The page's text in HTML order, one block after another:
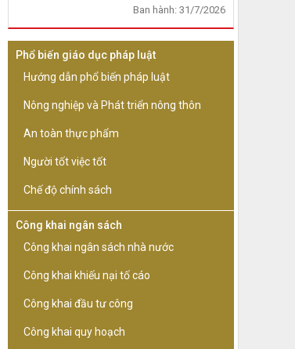
Ban hành: 31/7/2026
Phổ biến giáo dục pháp luật
Hướng dẫn phổ biến pháp luật
Nông nghiệp và Phát triển nông thôn
An toàn thực phẩm
Người tốt việc tốt
Chế độ chính sách
Công khai ngân sách
Công khai ngân sách nhà nước
Công khai khiếu nại tố cáo
Công khai đầu tư công
Công khai quy hoạch